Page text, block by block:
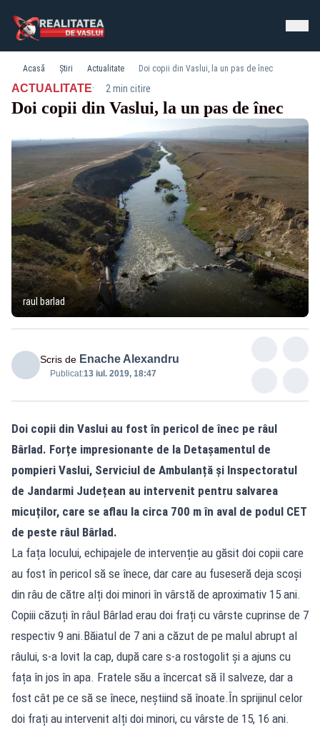
Acasă Știri Actualitate Doi copii din Vaslui, la un pas de înec
ACTUALITATE· 2 min citire
Doi copii din Vaslui, la un pas de înec
raul barlad
Scris de Enache Alexandru
Publicat:13 iul. 2019, 18:47
Doi copii din Vaslui au fost în pericol de înec pe râul
Bârlad. Forțe impresionante de la Detașamentul de
pompieri Vaslui, Serviciul de Ambulanță și Inspectoratul
de Jandarmi Județean au intervenit pentru salvarea
micuților, care se aflau la circa 700 m în aval de podul CET
de peste râul Bârlad.
La fața locului, echipajele de intervenție au găsit doi copii care
au fost în pericol să se înece, dar care au fuseseră deja scoși
din râu de către alți doi minori în vârstă de aproximativ 15 ani.
Copiii căzuți în râul Bârlad erau doi frați cu vârste cuprinse de 7
respectiv 9 ani.Băiatul de 7 ani a căzut de pe malul abrupt al
râului, s-a lovit la cap, după care s-a rostogolit și a ajuns cu
fața în jos în apa. Fratele său a încercat să îl salveze, dar a
fost cât pe ce să se înece, neștiind să înoate.În sprijinul celor
doi frați au intervenit alți doi minori, cu vârste de 15, 16 ani.